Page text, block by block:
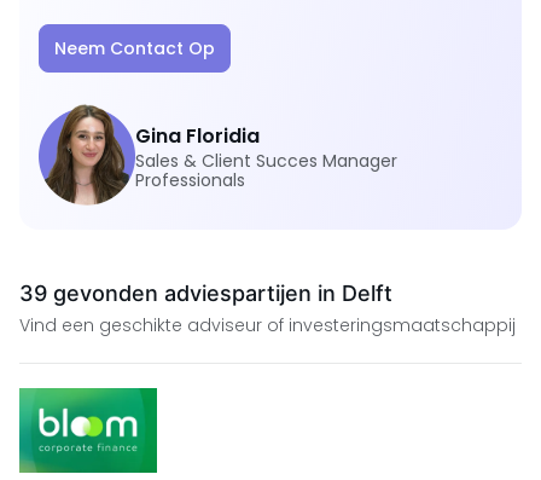
Neem Contact Op
Gina Floridia
Sales & Client Succes Manager
Professionals
39 gevonden adviespartijen in Delft
Vind een geschikte adviseur of investeringsmaatschappij